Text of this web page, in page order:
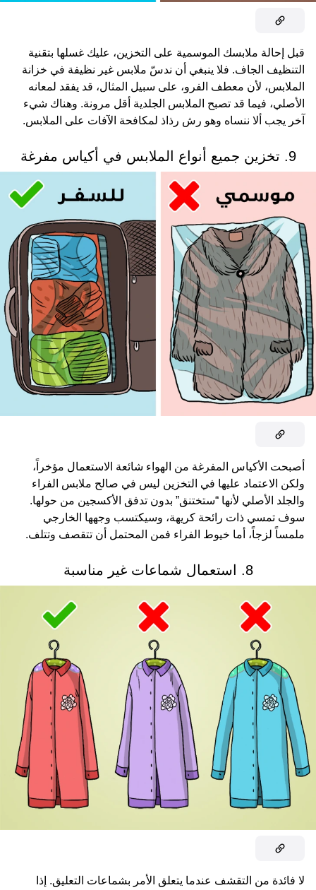
قبل إحالة ملابسك الموسمية على التخزين، عليك غسلها بتقنية
التنظيف الجاف. فلا ينبغي أن ندسّ ملابس غير نظيفة في خزانة
الملابس، لأن معطف الفرو، على سبيل المثال، قد يفقد لمعانه
الأصلي، فيما قد تصبح الملابس الجلدية أقل مرونة. وهناك شيء
آخر يجب ألا ننساه وهو رش رذاذ لمكافحة الآفات على الملابس.
9. تخزين جميع أنواع الملابس في أكياس مفرغة
أصبحت الأكياس المفرغة من الهواء شائعة الاستعمال مؤخراً،
ولكن الاعتماد عليها في التخزين ليس في صالح ملابس الفراء
والجلد الأصلي لأنها “ستختنق” بدون تدفق الأكسجين من حولها.
سوف تمسي ذات رائحة كريهة، وسيكتسب وجهها الخارجي
ملمساً لزجاً، أما خيوط الفراء فمن المحتمل أن تتقصف وتتلف.
8. استعمال شماعات غير مناسبة
لا فائدة من التقشف عندما يتعلق الأمر بشماعات التعليق. إذا